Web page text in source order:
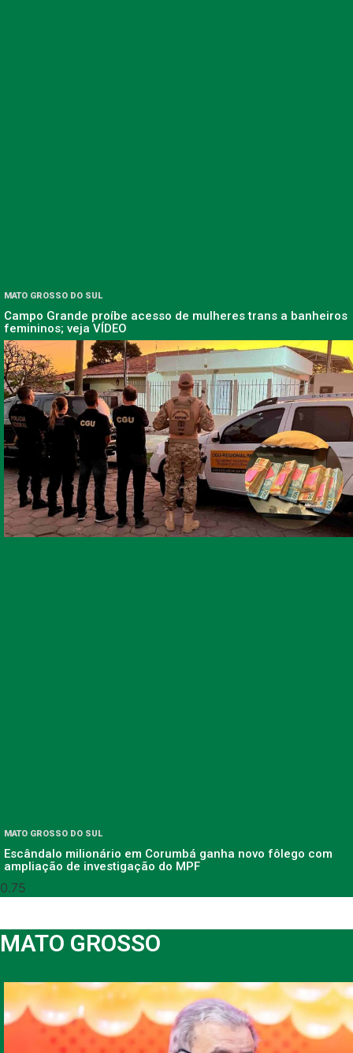
MATO GROSSO DO SUL
Campo Grande proíbe acesso de mulheres trans a banheiros
femininos; veja VÍDEO
MATO GROSSO DO SUL
Escândalo milionário em Corumbá ganha novo fôlego com
ampliação de investigação do MPF
MATO GROSSO